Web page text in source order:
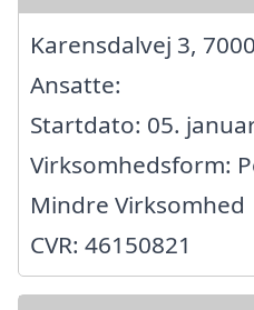
Karensdalvej 3,
Ansatte:
Startdato: 05.
Virksomhedsform:
Mindre Virksomhed
CVR: 46150821